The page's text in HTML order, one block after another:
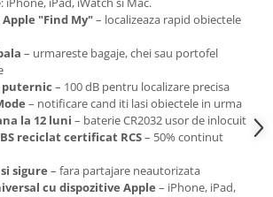
"Find My"– localizeaza rapid obiectele
– urmareste bagaje, chei sau portofel
puternic – 100 dB pentru localizare precisa
– notificare cand iti lasi obiectele in urma
la 12 luni – baterie CR2032 usor de inlocuit
reciclat certificat RCS– 50% continut
sigure – fara partajare neautorizata
cu dispozitive Apple – iPhone, iPad,